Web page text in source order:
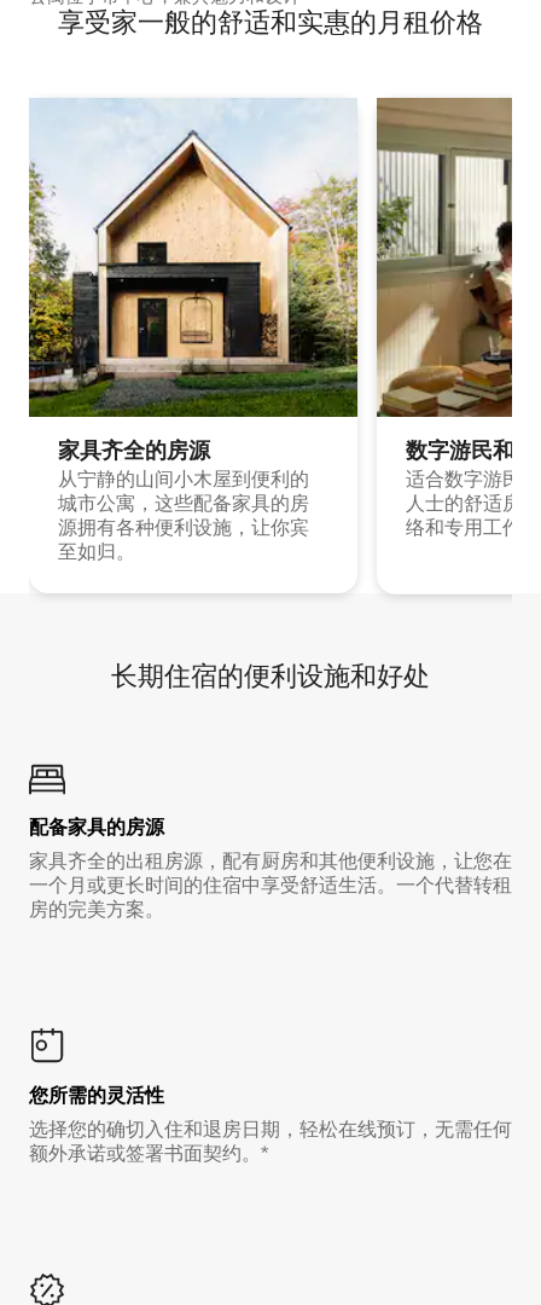
享受家一般的舒适和实惠的月租价格
家具齐全的房源
从宁静的山间小木屋到便利的
城市公寓，这些配备家具的房
源拥有各种便利设施，让你宾
至如归。
数字游民和
适合数字游民
人士的舒适房
络和专用工作
长期住宿的便利设施和好处
配备家具的房源
家具齐全的出租房源，配有厨房和其他便利设施，让您在
一个月或更长时间的住宿中享受舒适生活。一个代替转租
房的完美方案。
您所需的灵活性
选择您的确切入住和退房日期，轻松在线预订，无需任何
额外承诺或签署书面契约。*